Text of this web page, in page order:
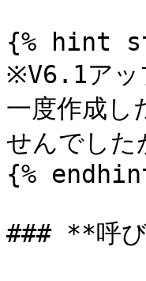
{% hint
※V6.1アッ
一度作成
せんでし
{%
### **呼び